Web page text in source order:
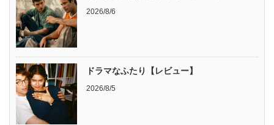
2026/8/6
ドラマなふたり【レビュー】
2026/8/5